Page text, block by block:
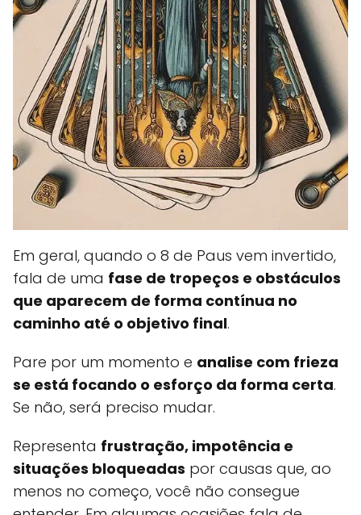
Em geral, quando o 8 de Paus vem invertido,
fala de uma fase de tropeços e obstáculos
que aparecem de forma contínua no
caminho até o objetivo final.
Pare por um momento e analise com frieza
se está focando o esforço da forma certa.
Se não, será preciso mudar.
Representa frustração, impotência e
situações bloqueadas por causas que, ao
menos no começo, você não consegue